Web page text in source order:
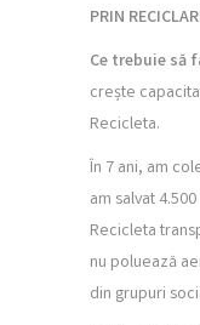
PRIN
Ce trebuie să
crește
Recicleta.
În 7 ani, am
am salvat
Recicleta
nu poluează
din grupuri